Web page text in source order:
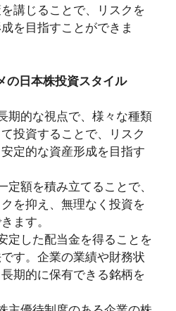
講じることで、リスクを
を目指すことができま
の日本株投資スタイル
期的な視点で、様々な種類
投資することで、リスク
定的な資産形成を目指す
定額を積み立てることで、
を抑え、無理なく投資を
ます。
定した配当金を得ることを
す。企業の業績や財務状
期的に保有できる銘柄を